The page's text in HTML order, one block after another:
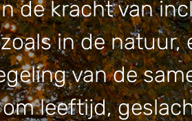
de kracht van
in de natuur,
van de
leeftijd,